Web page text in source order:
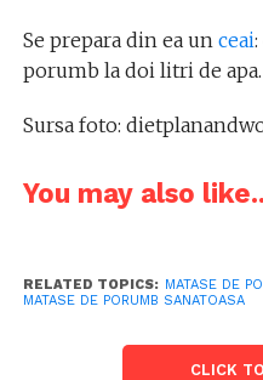
Se prepara din ea un ceai
porumb la doi litri de
Sursa foto:
You may also
RELATED TOPICS: MATASE DE
MATASE DE PORUMB SANATOASA
CLICK